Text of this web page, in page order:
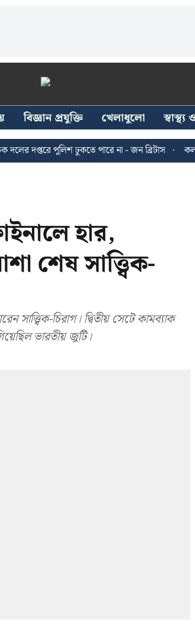
বিজ্ঞান প্রযুক্তি খেলাধুলো
পুলিশ ঢুকতে পারে না - জন ব্রিটাস কলকাতায়
হার,
শেষ সাত্ত্বিক-
চিরাগ। দ্বিতীয় সেটে কামব্যাক
ভারতীয় জুটি।